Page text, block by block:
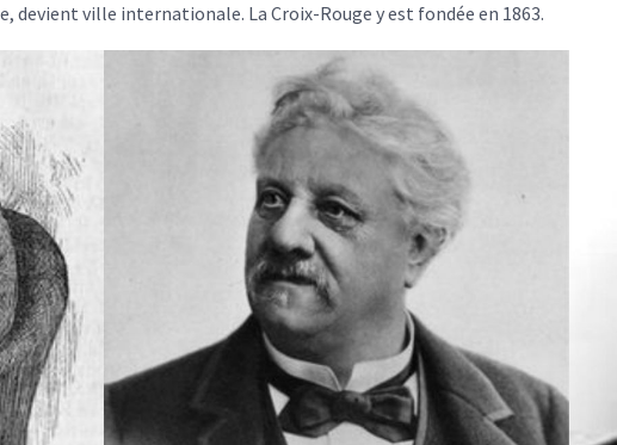
devient ville internationale. La Croix-Rouge y est fondée en 1863.